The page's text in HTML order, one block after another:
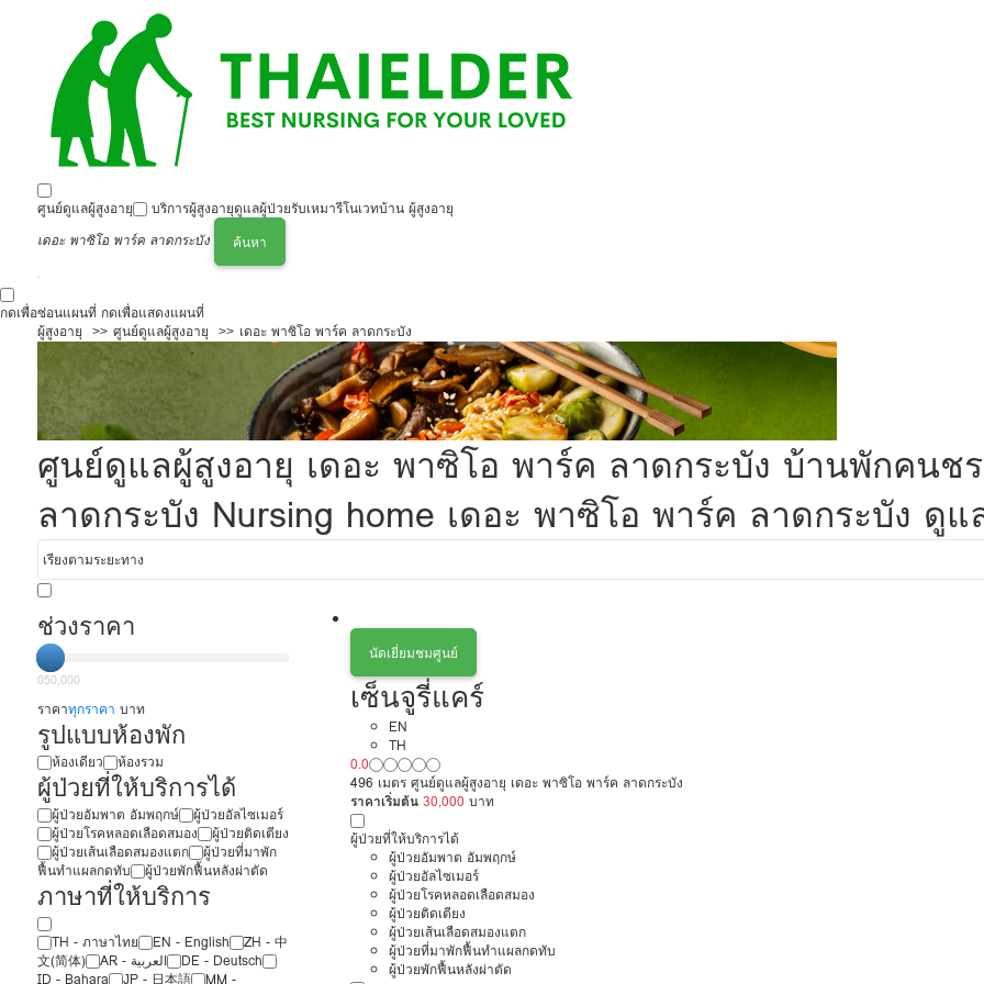
ศูนย์ดูแลผู้สูงอายุ บริการผู้สูงอายุดูแลผู้ป่วยรับเหมารีโนเวทบ้าน ผู้สูงอายุ
เดอะ พาซิโอ พาร์ค ลาดกระบัง
ค้นหา
กดเพื่อซ่อนแผนที่ กดเพื่อแสดงแผนที่
ผู้สูงอายุ
ศูนย์ดูแลผู้สูงอายุ เดอะ พาซิโอ พาร์ค ลาดกระบัง
ศูนย์ดูแลผู้สูงอายุ เดอะ พาซิโอ พาร์ค ลาดกระบัง บ้านพักคนช
ลาดกระบัง Nursing home เดอะ พาซิโอ พาร์ค ลาดกระบัง ดูแ
นัดเยี่ยมชมศูนย์
เซ็นจูรี่แคร์
EN
TH
0.0
496 เมตร ศูนย์ดูแลผู้สูงอายุ เดอะ พาซิโอ พาร์ค ลาดกระบัง
ราคาเริ่มต้น 30,000 บาท
ผู้ป่วยที่ให้บริการได้
ผู้ป่วยอัมพาต อัมพฤกษ์
ผู้ป่วยอัลไซเมอร์
ผู้ป่วยโรคหลอดเลือดสมอง
ผู้ป่วยติดเตียง
ผู้ป่วยเส้นเลือดสมองแตก
ผู้ป่วยที่มาพักฟื้นทำแผลกดทับ
ผู้ป่วยพักฟื้นหลังผ่าตัด
ช่วงราคา
050,000
ราคาทุกราคา บาท
รูปแบบห้องพัก
ห้องเดียว ห้องรวม
ผู้ป่วยที่ให้บริการได้
ผู้ป่วยอัมพาต อัมพฤกษ์
ผู้ป่วยอัลไซเมอร์
ผู้ป่วยโรคหลอดเลือดสมอง
ผู้ป่วยติดเตียง
ผู้ป่วยเส้นเลือดสมองแตก
ผู้ป่วยที่มาพัก
ฟื้นทำแผลกดทับ
ผู้ป่วยพักฟื้นหลังผ่าตัด
ภาษาที่ให้บริการ
TH - ‏ภาษาไทย EN - English
ZH - 中
文(简体)
‏AR - ‏العربية‏
DE - Deutsch
ID - Bahara
JP - 日本語
MM -